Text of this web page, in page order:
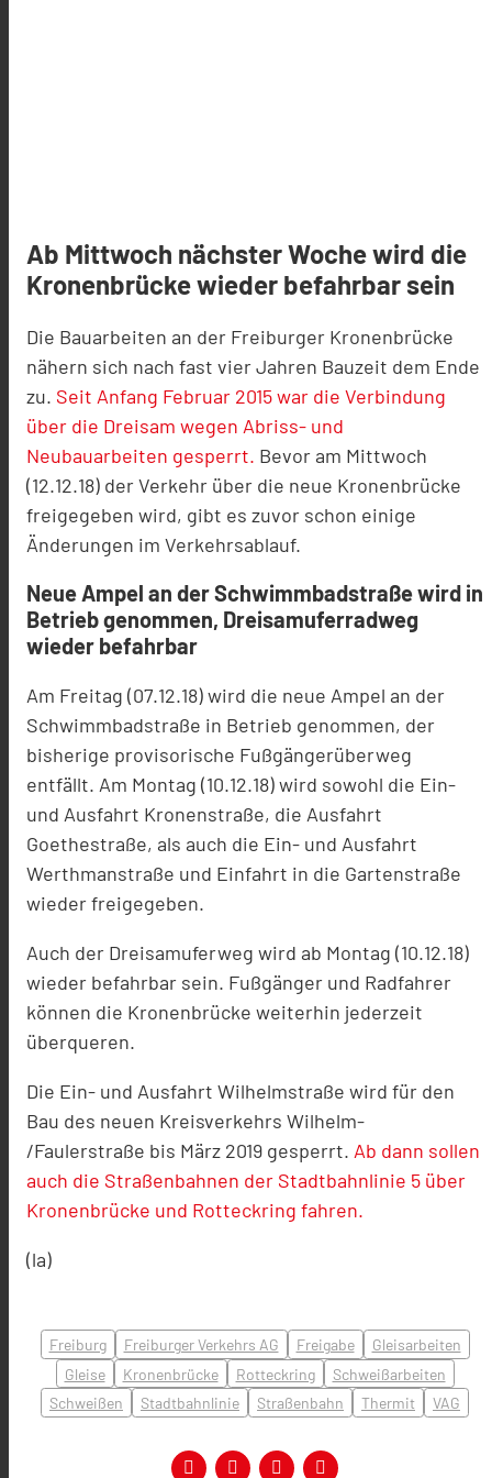
Ab Mittwoch nächster Woche wird die
Kronenbrücke wieder befahrbar sein
Die Bauarbeiten an der Freiburger Kronenbrücke
nähern sich nach fast vier Jahren Bauzeit dem Ende
zu. Seit Anfang Februar 2015 war die Verbindung
über die Dreisam wegen Abriss- und
Neubauarbeiten gesperrt. Bevor am Mittwoch
(12.12.18) der Verkehr über die neue Kronenbrücke
freigegeben wird, gibt es zuvor schon einige
Änderungen im Verkehrsablauf.
Neue Ampel an der Schwimmbadstraße wird in
Betrieb genommen, Dreisamuferradweg
wieder befahrbar
Am Freitag (07.12.18) wird die neue Ampel an der
Schwimmbadstraße in Betrieb genommen, der
bisherige provisorische Fußgängerüberweg
entfällt. Am Montag (10.12.18) wird sowohl die Ein-
und Ausfahrt Kronenstraße, die Ausfahrt
Goethestraße, als auch die Ein- und Ausfahrt
Werthmanstraße und Einfahrt in die Gartenstraße
wieder freigegeben.
Auch der Dreisamuferweg wird ab Montag (10.12.18)
wieder befahrbar sein. Fußgänger und Radfahrer
können die Kronenbrücke weiterhin jederzeit
überqueren.
Die Ein- und Ausfahrt Wilhelmstraße wird für den
Bau des neuen Kreisverkehrs Wilhelm-
/Faulerstraße bis März 2019 gesperrt. Ab dann sollen
auch die Straßenbahnen der Stadtbahnlinie 5 über
Kronenbrücke und Rotteckring fahren.
(la)
Freiburg Freiburger Verkehrs AG Freigabe
Gleisarbeiten
Gleise
Kronenbrücke Rotteckring
Schweißarbeiten
Schweißen
Stadtbahnlinie Straßenbahn Thermit VAG